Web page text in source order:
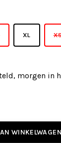
XL
morgen in
WINKELWAGEN